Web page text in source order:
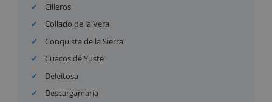
Cilleros
Collado de la Vera
Conquista de la Sierra
Cuacos de Yuste
Deleitosa
Descargamaría